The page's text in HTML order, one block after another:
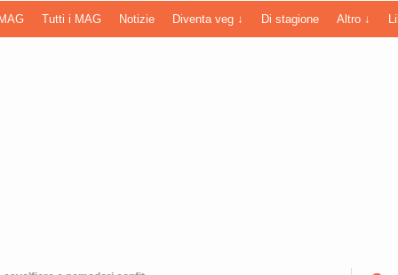
Tutti i MAG Notizie Diventa veg ↓ Di stagione Altro ↓